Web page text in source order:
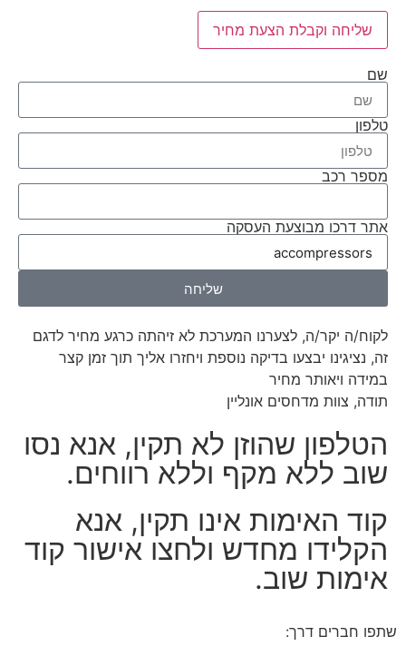
שליחה וקבלת הצעת מחיר
שם
טלפון
מספר רכב
אתר דרכו מבוצעת העסקה
שליחה
לקוח/ה יקר/ה, לצערנו המערכת לא זיהתה כרגע מחיר לדגם
זה, נציגינו יבצעו בדיקה נוספת ויחזרו אליך תוך זמן קצר
במידה ויאותר מחיר
תודה, צוות מדחסים אונליין
הטלפון שהוזן לא תקין, אנא נסו
שוב ללא מקף וללא רווחים.
קוד האימות אינו תקין, אנא
הקלידו מחדש ולחצו אישור קוד
אימות שוב.
שתפו חברים דרך: